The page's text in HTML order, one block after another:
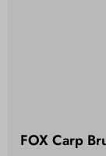
FOX Carp